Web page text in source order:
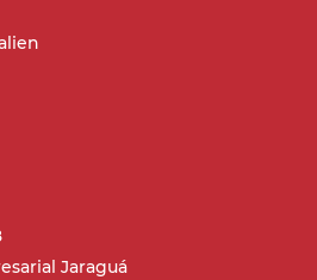
Jaraguá